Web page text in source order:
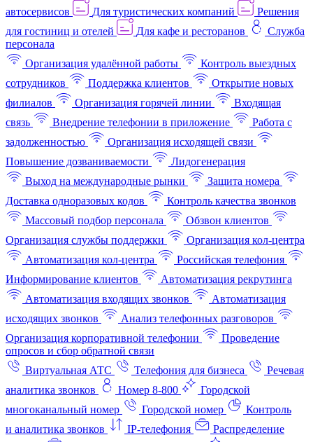
автосервисов
Для туристических компаний
Решения
для гостиниц и отелей
Для кафе и ресторанов
Служба
персонала
Организация удалённой работы
Контроль выездных
сотрудников
Поддержка клиентов
Открытие новых
филиалов
Организация горячей линии
Входящая
связь
Внедрение телефонии в приложение
Работа с
задолженностью
Организация исходящей связи
Повышение дозваниваемости
Лидогенерация
Выход на международные рынки
Защита номера
Доставка одноразовых кодов
Контроль качества звонков
Массовый подбор персонала
Обзвон клиентов
Организация службы поддержки
Организация кол-центра
Автоматизация кол-центра
Российская телефония
Информирование клиентов
Автоматизация рекрутинга
Автоматизация входящих звонков
Автоматизация
исходящих звонков
Анализ телефонных разговоров
Организация корпоративной телефонии
Проведение
опросов и сбор обратной связи
Виртуальная АТС
Телефония для бизнеса
Речевая
аналитика звонков
Номер 8-800
Городской
многоканальный номер
Городской номер
Контроль
и аналитика звонков
IP-телефония
Распределение